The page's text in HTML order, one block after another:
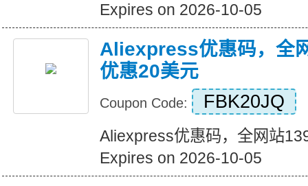
Expires on 2026-10-05
Aliexpress优惠码，全
优惠20美元
Coupon Code: FBK20JQ
Aliexpress优惠码，全网站
Expires on 2026-10-05